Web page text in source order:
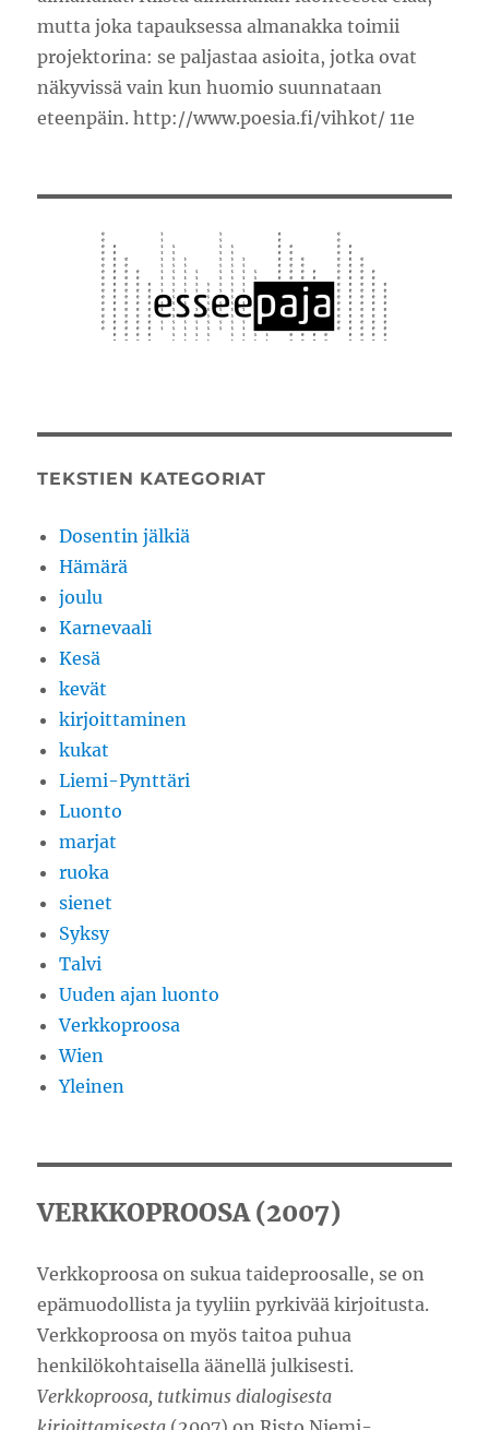
mutta joka tapauksessa almanakka toimii
projektorina: se paljastaa asioita, jotka ovat
näkyvissä vain kun huomio suunnataan
eteenpäin. http://www.poesia.fi/vihkot/ 11e
TEKSTIEN KATEGORIAT
Dosentin jälkiä
Hämärä
joulu
Karnevaali
Kesä
kevät
kirjoittaminen
kukat
Liemi-Pynttäri
Luonto
marjat
ruoka
sienet
Syksy
Talvi
Uuden ajan luonto
Verkkoproosa
Wien
Yleinen
VERKKOPROOSA (2007)
Verkkoproosa on sukua taideproosalle, se on
epämuodollista ja tyyliin pyrkivää kirjoitusta.
Verkkoproosa on myös taitoa puhua
henkilökohtaisella äänellä julkisesti.
Verkkoproosa, tutkimus dialogisesta